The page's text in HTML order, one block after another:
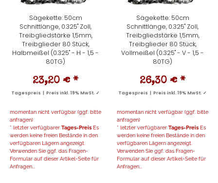
Sägekette: 50cm
Schnittlänge, 0.325" Zoll,
Treibgliedstärke 1,5mm,
Treibglieder 80 Stück,
Halbmeißel (0.325" - H - 1,5 -
80TG)
23,20 € *
Tagespreis | Preis inkl. 19% MwSt. ✓
momentan nicht verfügbar (ggf. bitte
anfragen)
* letzter verfügbarer Tages-Preis Es
werden keine freien Bestände in den
verfügbaren Lägern angezeigt.
Verwenden Sie ggf. das Fragen-
Formular auf dieser Artikel-Seite für
Anfragen...
Sägekette: 50cm
Schnittlänge, 0.325" Zoll,
Treibgliedstärke 1,5mm,
Treibglieder 80 Stück,
Vollmeißel (0.325" - V - 1,5 -
80TG)
26,30 € *
Tagespreis | Preis inkl. 19% MwSt. ✓
momentan nicht verfügbar (ggf. bitte
anfragen)
* letzter verfügbarer Tages-Preis Es
werden keine freien Bestände in den
verfügbaren Lägern angezeigt.
Verwenden Sie ggf. das Fragen-
Formular auf dieser Artikel-Seite für
Anfragen...